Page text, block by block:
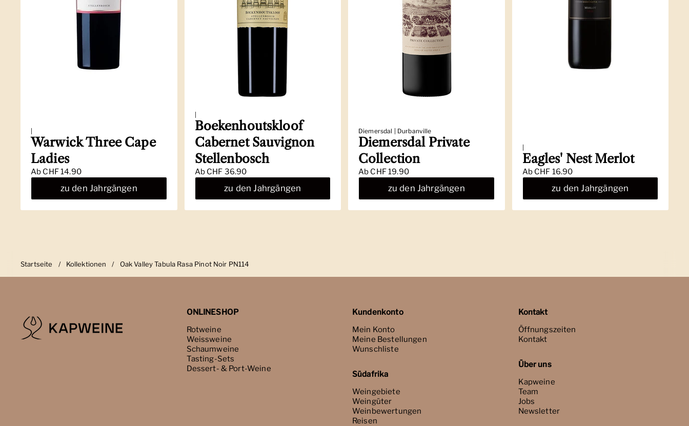
Warwick Three Cape
Ladies
Ab CHF 14.90
zu den Jahrgängen
Boekenhoutskloof
Cabernet Sauvignon
Stellenbosch
Ab CHF 36.90
zu den Jahrgängen
Diemersdal | Durbanville
Diemersdal Private
Collection
Ab CHF 19.90
zu den Jahrgängen
Eagles' Nest Merlot
Ab CHF 16.90
zu den Jahrgängen
Startseite / Kollektionen / Oak Valley Tabula Rasa Pinot Noir PN114
ONLINESHOP
Rotweine
Weissweine
Schaumweine
Tasting-Sets
Dessert- & Port-Weine
Kundenkonto
Mein Konto
Meine Bestellungen
Wunschliste
Südafrika
Weingebiete
Weingüter
Weinbewertungen
Reisen
Kontakt
Öffnungszeiten
Kontakt
Über uns
Kapweine
Team
Jobs
Newsletter